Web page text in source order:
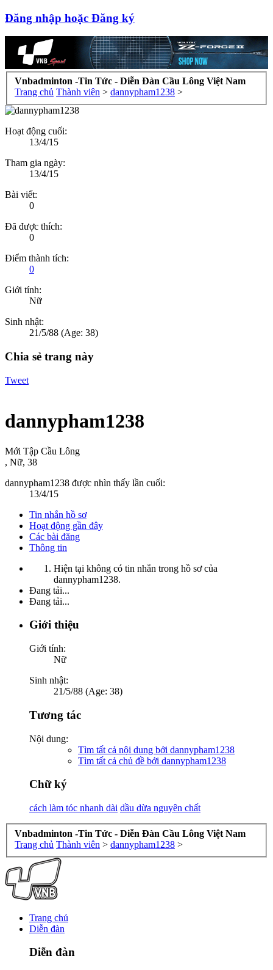
Đăng nhập hoặc Đăng ký
Vnbadminton -Tin Tức - Diễn Đàn Cầu Lông Việt Nam
Trang chủ Thành viên > dannypham1238 >
Hoạt động cuối:
13/4/15
Tham gia ngày:
13/4/15
Bài viết:
0
Đã được thích:
0
Điểm thành tích:
0
Giới tính:
Nữ
Sinh nhật:
21/5/88 (Age: 38)
Chia sẻ trang này
Tweet
dannypham1238
Mới Tập Cầu Lông
, Nữ, 38
dannypham1238 được nhìn thấy lần cuối:
13/4/15
Tin nhắn hồ sơ
Hoạt động gần đây
Các bài đăng
Thông tin
Hiện tại không có tin nhắn trong hồ sơ của
dannypham1238.
Đang tải...
Đang tải...
Giới thiệu
Giới tính:
Nữ
Sinh nhật:
21/5/88 (Age: 38)
Tương tác
Nội dung:
Tìm tất cả nội dung bởi dannypham1238
Tìm tất cả chủ đề bởi dannypham1238
Chữ ký
cách làm tóc nhanh dài dầu dừa nguyên chất
Vnbadminton -Tin Tức - Diễn Đàn Cầu Lông Việt Nam
Trang chủ Thành viên > dannypham1238 >
Trang chủ
Diễn đàn
Diễn đàn